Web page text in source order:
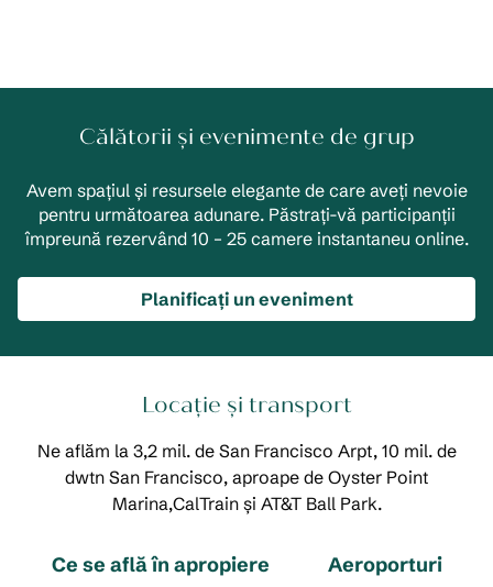
Călătorii și evenimente de grup
Avem spațiul și resursele elegante de care aveți nevoie
pentru următoarea adunare. Păstrați-vă participanții
împreună rezervând 10 – 25 camere instantaneu online.
Planificați un eveniment
Locație și transport
Ne aflăm la 3,2 mil. de San Francisco Arpt, 10 mil. de
dwtn San Francisco, aproape de Oyster Point
Marina,CalTrain și AT&T Ball Park.
Ce se află în apropiere Aeroporturi